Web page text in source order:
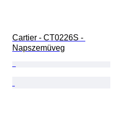
Cartier - CT0226S -
Napszemüveg